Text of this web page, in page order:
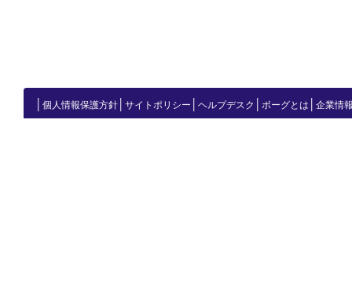
個人情報保護方針 サイトポリシー ヘルプデスク ボーグとは 企業情